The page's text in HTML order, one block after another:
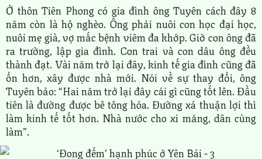
Ở thôn Tiên Phong có gia đình ông Tuyên cách đây 8
năm còn là hộ nghèo. Ông phải nuôi con học đại học,
nuôi mẹ già, vợ mắc bệnh viêm đa khớp. Giờ con ông đã
ra trường, lập gia đình. Con trai và con dâu ông đều
thành đạt. Vài năm trở lại đây, kinh tế gia đình cũng đã
ổn hơn, xây được nhà mới. Nói về sự thay đổi, ông
Tuyên bảo: “Hai năm trở lại đây cái gì cũng tốt lên. Đầu
tiên là đường được bê tông hóa. Đường xá thuận lợi thì
làm kinh tế tốt hơn. Nhà nước cho xi măng, dân cùng
làm”.